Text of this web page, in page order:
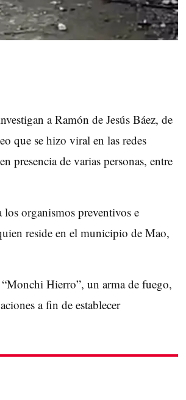
a Ramón de Jesús Báez, de
que se hizo viral en las redes
presencia de varias personas, entre
organismos preventivos e
reside en el municipio de Mao,
Hierro”, un arma de fuego,
a fin de establecer